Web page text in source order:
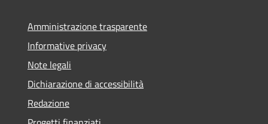
Amministrazione trasparente
Informative privacy
Note legali
Dichiarazione di accessibilità
Redazione